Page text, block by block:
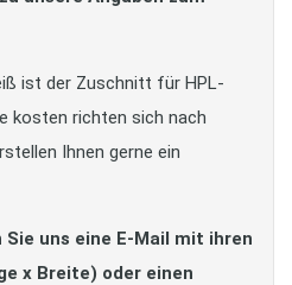
ist der Zuschnitt für HPL-
kosten richten sich nach
Ihnen gerne ein
uns eine E-Mail mit ihren
x Breite) oder einen